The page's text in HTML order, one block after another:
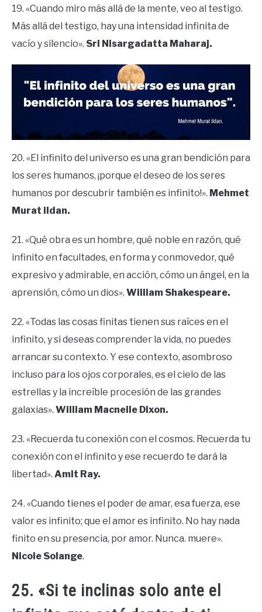
19. «Cuando miro más allá de la mente, veo al testigo.
Más allá del testigo, hay una intensidad infinita de
vacío y silencio». Sri Nisargadatta Maharaj.
20. «El infinito del universo es una gran bendición para
los seres humanos, ¡porque el deseo de los seres
humanos por descubrir también es infinito!». Mehmet
Murat ildan.
21. «Qué obra es un hombre, qué noble en razón, qué
infinito en facultades, en forma y conmovedor, qué
expresivo y admirable, en acción, cómo un ángel, en la
aprensión, cómo un dios». William Shakespeare.
22. «Todas las cosas finitas tienen sus raíces en el
infinito, y si deseas comprender la vida, no puedes
arrancar su contexto. Y ese contexto, asombroso
incluso para los ojos corporales, es el cielo de las
estrellas y la increíble procesión de las grandes
galaxias». William Macneile Dixon.
23. «Recuerda tu conexión con el cosmos. Recuerda tu
conexión con el infinito y ese recuerdo te dará la
libertad». Amit Ray.
24. «Cuando tienes el poder de amar, esa fuerza, ese
valor es infinito; que el amor es infinito. No hay nada
finito en su presencia, por amor. Nunca. muere».
Nicole Solange.
25. «Si te inclinas solo ante el